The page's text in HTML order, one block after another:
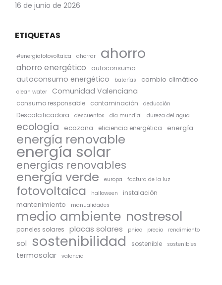
16 de junio de 2026
ETIQUETAS
#energíafotovoltaica ahorrar ahorro
ahorro energético autoconsumo
autoconsumo energético baterías cambio climático
clean water Comunidad Valenciana
consumo responsable contaminación deducción
Descalcificadora descuentos dia mundial dureza del agua
ecología ecozona eficiencia energética energía
energía renovable
energía solar
energías renovables
energía verde europa factura de la luz
fotovoltaica halloween instalación
mantenimiento manualidades
medio ambiente nostresol
paneles solares placas solares pniec precio rendimiento
sol sostenibilidad sostenible sostenibles
termosolar valencia